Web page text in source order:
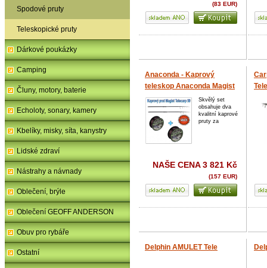
Spodové pruty
Teleskopické pruty
Dárkové poukázky
Camping
Čluny, motory, baterie
Echoloty, sonary, kamery
Kbelíky, misky, síta, kanystry
Lidské zdraví
Nástrahy a návnady
Oblečení, brýle
Oblečení GEOFF ANDERSON
Obuv pro rybáře
Ostatní
(83 EUR)
Anaconda - Kaprový
teleskop Anaconda Magist
Telecarp s 50 mm očkem
Model 3,90m / 3,5lb
Skvělý set
obsahuje dva
kvalitní kaprové
pruty za
NAŠE CENA3 821 Kč
(157 EUR)
Delphin AMULET Tele